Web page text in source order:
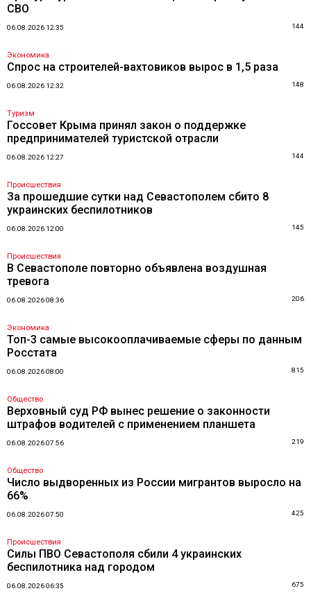
СВО
06.08.2026 12:35 144
Экономика
Спрос на строителей-вахтовиков вырос в 1,5 раза
06.08.2026 12:32 148
Туризм
Госсовет Крыма принял закон о поддержке
предпринимателей туристской отрасли
06.08.2026 12:27 144
Происшествия
За прошедшие сутки над Севастополем сбито 8
украинских беспилотников
06.08.2026 12:00 145
Происшествия
В Севастополе повторно объявлена воздушная
тревога
06.08.2026 08:36 206
Экономика
Топ-3 самые высокооплачиваемые сферы по данным
Росстата
06.08.2026 08:00 815
Общество
Верховный суд РФ вынес решение о законности
штрафов водителей с применением планшета
06.08.2026 07:56 219
Общество
Число выдворенных из России мигрантов выросло на
66%
06.08.2026 07:50 425
Происшествия
Силы ПВО Севастополя сбили 4 украинских
беспилотника над городом
06.08.2026 06:35 675